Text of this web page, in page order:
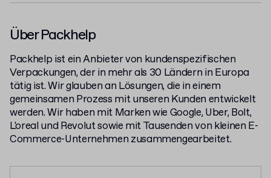
Über Packhelp
Packhelp ist ein Anbieter von kundenspezifischen
Verpackungen, der in mehr als 30 Ländern in Europa
tätig ist. Wir glauben an Lösungen, die in einem
gemeinsamen Prozess mit unseren Kunden entwickelt
werden. Wir haben mit Marken wie Google, Uber, Bolt,
L'oreal und Revolut sowie mit Tausenden von kleinen E-
Commerce-Unternehmen zusammengearbeitet.